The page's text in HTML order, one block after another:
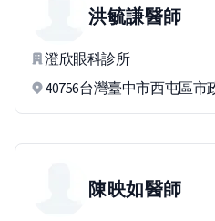
洪毓謙醫師
澄欣眼科診所
40756台灣臺中市西屯區市
陳映如醫師